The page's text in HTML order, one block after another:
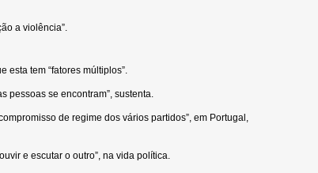
a violência”.
esta tem “fatores múltiplos”.
pessoas se encontram”, sustenta.
de regime dos vários partidos”, em Portugal,
e escutar o outro”, na vida política.